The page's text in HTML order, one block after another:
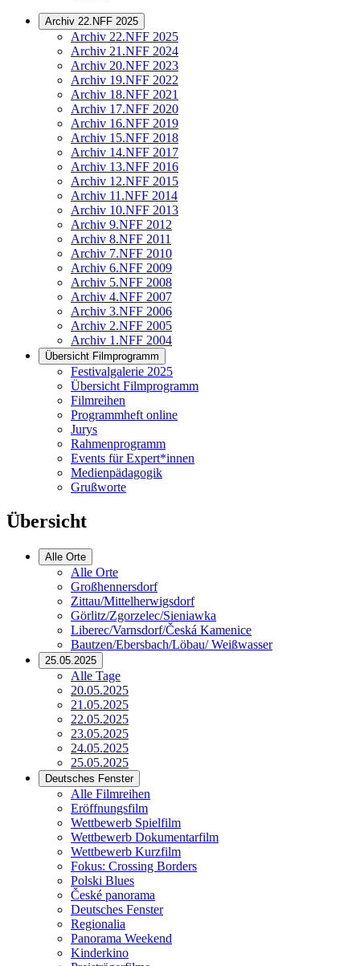
Archiv 22.NFF 2025
Archiv 22.NFF 2025
Archiv 21.NFF 2024
Archiv 20.NFF 2023
Archiv 19.NFF 2022
Archiv 18.NFF 2021
Archiv 17.NFF 2020
Archiv 16.NFF 2019
Archiv 15.NFF 2018
Archiv 14.NFF 2017
Archiv 13.NFF 2016
Archiv 12.NFF 2015
Archiv 11.NFF 2014
Archiv 10.NFF 2013
Archiv 9.NFF 2012
Archiv 8.NFF 2011
Archiv 7.NFF 2010
Archiv 6.NFF 2009
Archiv 5.NFF 2008
Archiv 4.NFF 2007
Archiv 3.NFF 2006
Archiv 2.NFF 2005
Archiv 1.NFF 2004
Übersicht Filmprogramm
Festivalgalerie 2025
Übersicht Filmprogramm
Filmreihen
Programmheft online
Jurys
Rahmenprogramm
Events für Expert*innen
Medienpädagogik
Grußworte
Übersicht
Alle Orte
Alle Orte
Großhennersdorf
Zittau/Mittelherwigsdorf
Görlitz/Zgorzelec/Sieniawka
Liberec/Varnsdorf/Česká Kamenice
Bautzen/Ebersbach/Löbau/ Weißwasser
25.05.2025
Alle Tage
20.05.2025
21.05.2025
22.05.2025
23.05.2025
24.05.2025
25.05.2025
Deutsches Fenster
Alle Filmreihen
Eröffnungsfilm
Wettbewerb Spielfilm
Wettbewerb Dokumentarfilm
Wettbewerb Kurzfilm
Fokus: Crossing Borders
Polski Blues
České panorama
Deutsches Fenster
Regionalia
Panorama Weekend
Kinderkino